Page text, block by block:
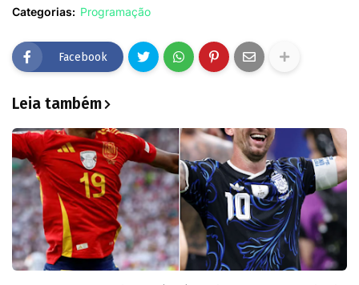
Categorias: Programação
Facebook
Leia também